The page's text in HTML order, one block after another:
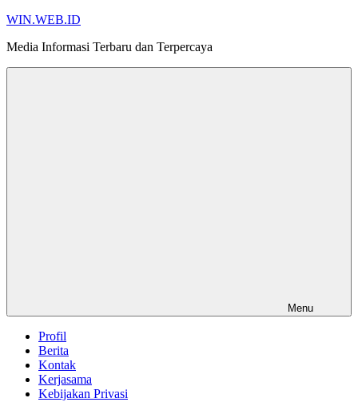
Skip
content
WIN.WEB.ID
Media Informasi Terbaru dan Terpercaya
Menu
Profil
Berita
Kontak
Kerjasama
Kebijakan Privasi